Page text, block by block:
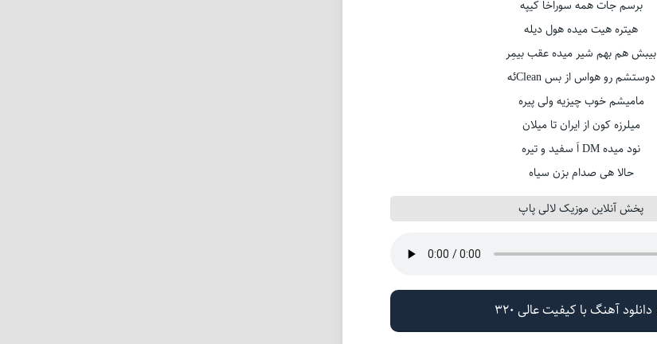
برسم جات همه سوراخا کیپه
هیتره هیت میده هول دیله
بیبش هم بهم شیر میده عقب بیمِر
دوستشم رو هواس از بس Cleanئه
مامیشم خوب چیزیه ولی پیره
میلرزه کون از ایران تا میلان
نود میده DM اَ سفید و تیره
حالا هی صدام بزن سیاه
پخش آنلاین موزیک لالی پاپ
دانلود آهنگ با کیفیت عالی 320